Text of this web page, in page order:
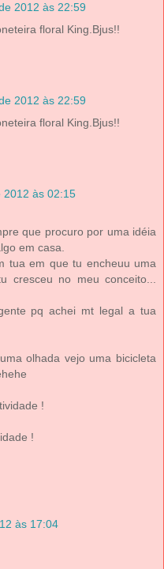
2012 às 22:59
floral King.Bjus!!
2012 às 22:59
floral King.Bjus!!
2012 às 02:15
que procuro por uma idéia
em casa.
tua em que tu encheuu uma
cresceu no meu conceito...
pq achei mt legal a tua
olhada vejo uma bicicleta
!
!
às 17:04